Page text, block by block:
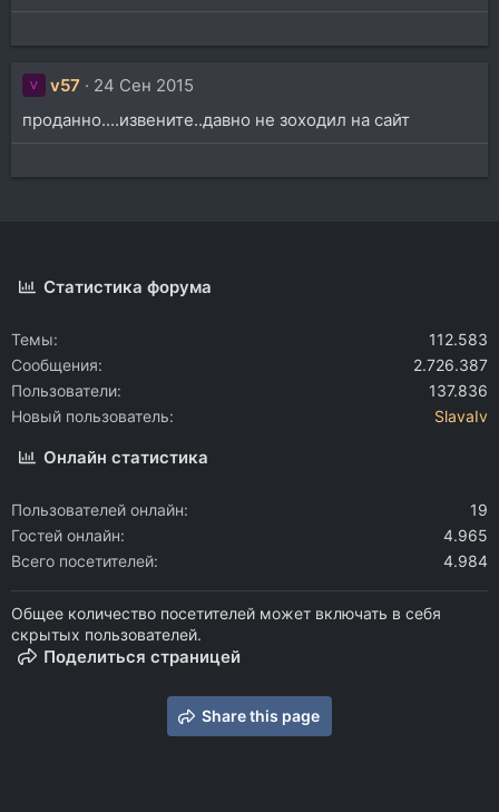
V v57
24 Сен 2015
проданно....извените..давно не зоходил на сайт
Статистика форума
Темы
112.583
Сообщения
2.726.387
Пользователи
137.836
Новый пользователь
SlavaIv
Онлайн статистика
Пользователей онлайн
19
Гостей онлайн
4.965
Всего посетителей
4.984
Общее количество посетителей может включать в себя
скрытых пользователей.
Поделиться страницей
Share this page